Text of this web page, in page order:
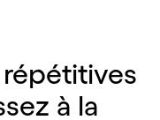
répétitives
à la